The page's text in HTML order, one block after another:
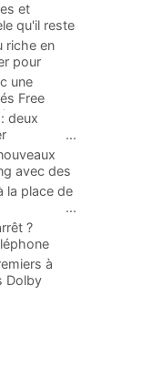
et
qu'il reste
riche en
pour
une
Free
deux
...
avec des
...
la place de
...
?
à
Dolby